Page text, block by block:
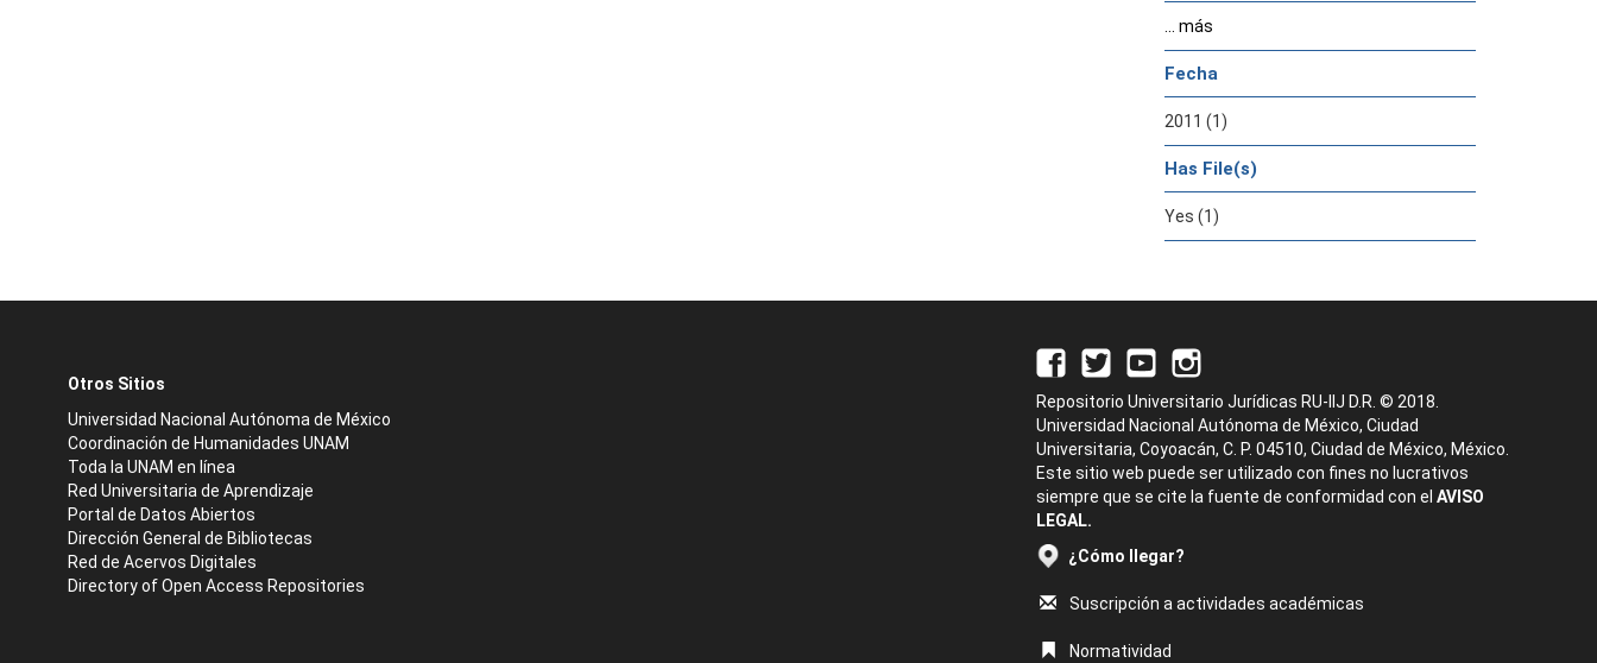
... más
Fecha
2011 (1)
Has File(s)
Yes (1)
Otros Sitios
Universidad Nacional Autónoma de México
Coordinación de Humanidades UNAM
Toda la UNAM en línea
Red Universitaria de Aprendizaje
Portal de Datos Abiertos
Dirección General de Bibliotecas
Red de Acervos Digitales
Directory of Open Access Repositories
Repositorio Universitario Jurídicas RU-IIJ D.R. © 2018.
Universidad Nacional Autónoma de México, Ciudad
Universitaria, Coyoacán, C. P. 04510, Ciudad de México, México.
Este sitio web puede ser utilizado con fines no lucrativos
siempre que se cite la fuente de conformidad con el AVISO
LEGAL.
¿Cómo llegar?
Suscripción a actividades académicas
Normatividad